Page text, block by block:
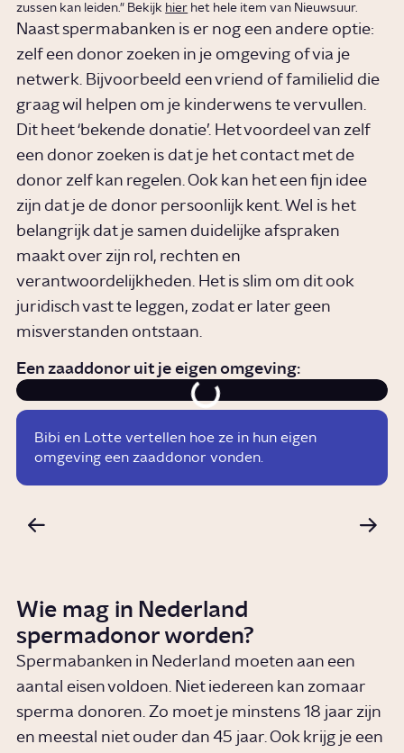
zussen kan leiden." Bekijk hier het hele item van Nieuwsuur.
Naast spermabanken is er nog een andere optie:
zelf een donor zoeken in je omgeving of via je
netwerk. Bijvoorbeeld een vriend of familielid die
graag wil helpen om je kinderwens te vervullen.
Dit heet ‘bekende donatie’. Het voordeel van zelf
een donor zoeken is dat je het contact met de
donor zelf kan regelen. Ook kan het een fijn idee
zijn dat je de donor persoonlijk kent. Wel is het
belangrijk dat je samen duidelijke afspraken
maakt over zijn rol, rechten en
verantwoordelijkheden. Het is slim om dit ook
juridisch vast te leggen, zodat er later geen
misverstanden ontstaan.
Een zaaddonor uit je eigen omgeving:
Bibi en Lotte vertellen hoe ze in hun eigen
omgeving een zaaddonor vonden.
Wie mag in Nederland
spermadonor worden?
Spermabanken in Nederland moeten aan een
aantal eisen voldoen. Niet iedereen kan zomaar
sperma donoren. Zo moet je minstens 18 jaar zijn
en meestal niet ouder dan 45 jaar. Ook krijg je een